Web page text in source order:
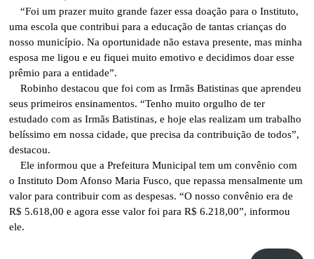
“Foi um prazer muito grande fazer essa doação para o Instituto,
uma escola que contribui para a educação de tantas crianças do
nosso município. Na oportunidade não estava presente, mas minha
esposa me ligou e eu fiquei muito emotivo e decidimos doar esse
prêmio para a entidade”.
Robinho destacou que foi com as Irmãs Batistinas que aprendeu
seus primeiros ensinamentos. “Tenho muito orgulho de ter
estudado com as Irmãs Batistinas, e hoje elas realizam um trabalho
belíssimo em nossa cidade, que precisa da contribuição de todos”,
destacou.
Ele informou que a Prefeitura Municipal tem um convênio com
o Instituto Dom Afonso Maria Fusco, que repassa mensalmente um
valor para contribuir com as despesas. “O nosso convênio era de
R$ 5.618,00 e agora esse valor foi para R$ 6.218,00”, informou
ele.